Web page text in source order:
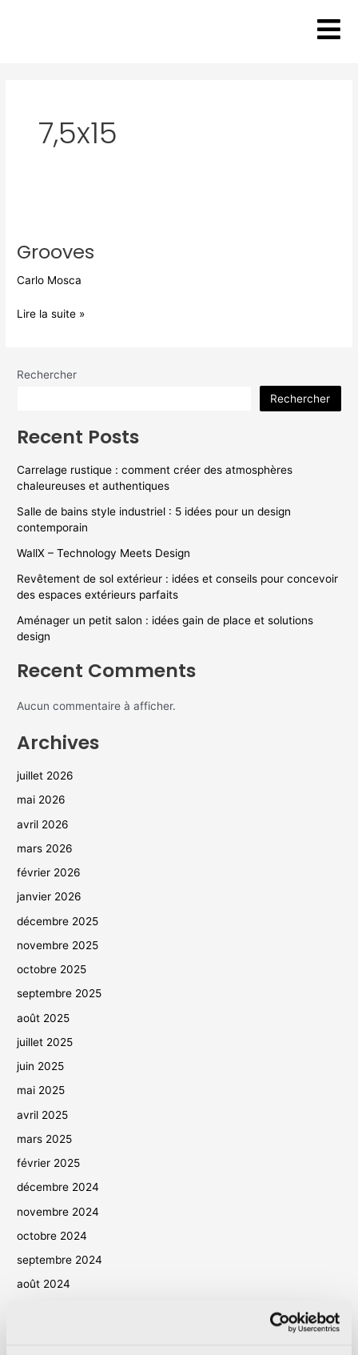
7,5x15
Grooves
Carlo Mosca
Lire la suite »
Rechercher
Rechercher
Recent Posts
Carrelage rustique : comment créer des atmosphères
chaleureuses et authentiques
Salle de bains style industriel : 5 idées pour un design
contemporain
WallX – Technology Meets Design
Revêtement de sol extérieur : idées et conseils pour concevoir
des espaces extérieurs parfaits
Aménager un petit salon : idées gain de place et solutions
design
Recent Comments
Aucun commentaire à afficher.
Archives
juillet 2026
mai 2026
avril 2026
mars 2026
février 2026
janvier 2026
décembre 2025
novembre 2025
octobre 2025
septembre 2025
août 2025
juillet 2025
juin 2025
mai 2025
avril 2025
mars 2025
février 2025
décembre 2024
novembre 2024
octobre 2024
septembre 2024
août 2024